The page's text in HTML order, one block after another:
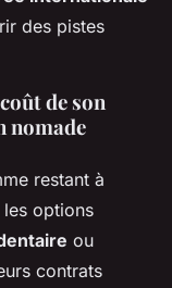
des pistes
de son
nomade
restant à
options
ou
contrats